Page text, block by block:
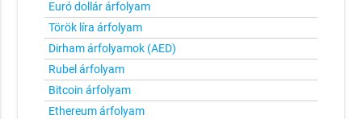
Euró dollár árfolyam
Török líra árfolyam
Dirham árfolyamok (AED)
Rubel árfolyam
Bitcoin árfolyam
Ethereum árfolyam